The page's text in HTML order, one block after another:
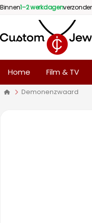
Binnen1–2 werkdagen
Home Film & TV
Demonenzwaard